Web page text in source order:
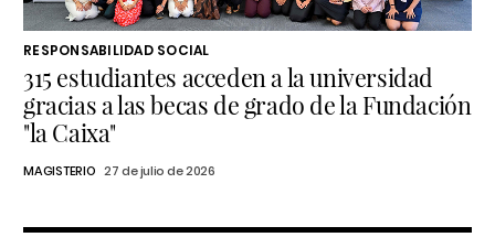
RESPONSABILIDAD SOCIAL
315 estudiantes acceden a la universidad
gracias a las becas de grado de la Fundación
"la Caixa"
MAGISTERIO 27 de julio de 2026